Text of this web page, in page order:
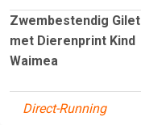
Zwembestendig Gilet
met Dierenprint Kind
Waimea
Direct-Running